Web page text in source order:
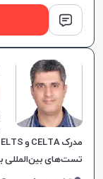
تست‌های بین‌المللی